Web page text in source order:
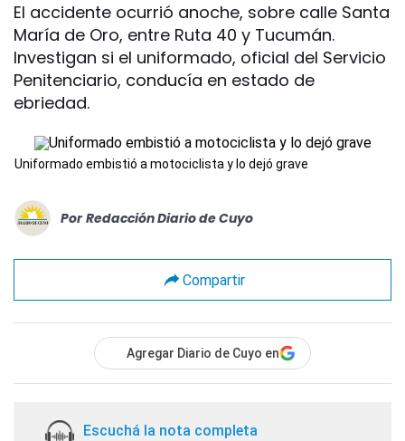
El accidente ocurrió anoche, sobre calle Santa
María de Oro, entre Ruta 40 y Tucumán.
Investigan si el uniformado, oficial del Servicio
Penitenciario, conducía en estado de
ebriedad.
Uniformado embistió a motociclista y lo dejó grave
Por Redacción Diario de Cuyo
Compartir
Agregar Diario de Cuyo en
Escuchá la nota completa